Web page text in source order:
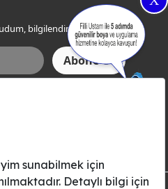
bilgilendim.
Boya ve Kimya Sanayi A.Ş.'nin
kampanya, duyuru, hizmetler ve
e-posta yoluyla şahsıma